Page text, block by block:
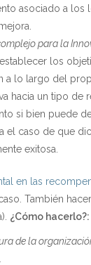
asociado a los
para la
los
a lo largo del
hacia un tipo de
si bien puede
el caso de que
exitosa.
en las
También
¿Cómo hacerlo?:
de la